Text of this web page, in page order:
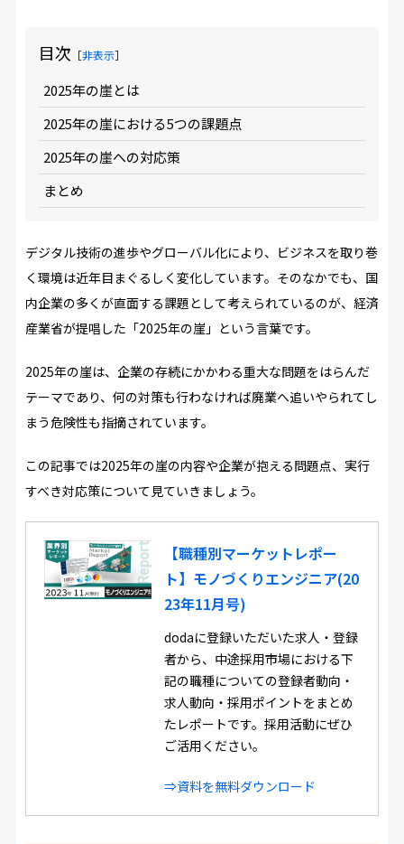
目次 ［非表示］
2025年の崖とは
2025年の崖における5つの課題点
2025年の崖への対応策
まとめ
デジタル技術の進歩やグローバル化により、ビジネスを取り巻
く環境は近年目まぐるしく変化しています。そのなかでも、国
内企業の多くが直面する課題として考えられているのが、経済
産業省が提唱した「2025年の崖」という言葉です。
2025年の崖は、企業の存続にかかわる重大な問題をはらんだ
テーマであり、何の対策も行わなければ廃業へ追いやられてし
まう危険性も指摘されています。
この記事では2025年の崖の内容や企業が抱える問題点、実行
すべき対応策について見ていきましょう。
【職種別マーケットレポー
ト】モノづくりエンジニア(20
23年11月号)
dodaに登録いただいた求人・登録
者から、中途採用市場における下
記の職種についての登録者動向・
求人動向・採用ポイントをまとめ
たレポートです。採用活動にぜひ
ご活用ください。
⇒資料を無料ダウンロード